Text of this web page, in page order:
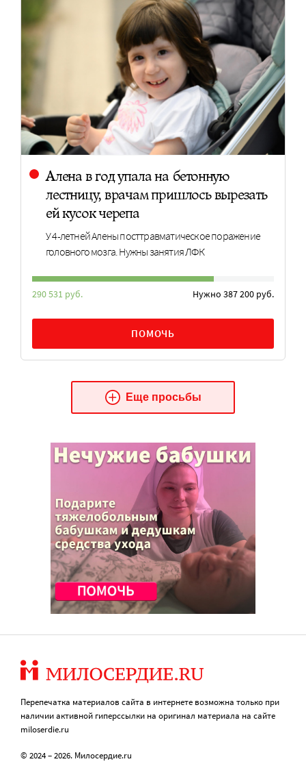
Алена в год упала на бетонную
лестницу, врачам пришлось вырезать
ей кусок черепа
У 4-летней Алены посттравматическое поражение
головного мозга. Нужны занятия ЛФК
290 531 руб. Нужно 387 200 руб.
ПОМОЧЬ
Еще просьбы
Перепечатка материалов сайта в интернете возможна только при
наличии активной гиперссылки на оригинал материала на сайте
miloserdie.ru
© 2024 – 2026. Милосердие.ru